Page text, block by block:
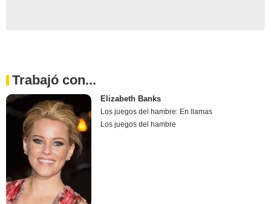
Trabajó con...
Elizabeth Banks
Los juegos del hambre: En llamas
Los juegos del hambre